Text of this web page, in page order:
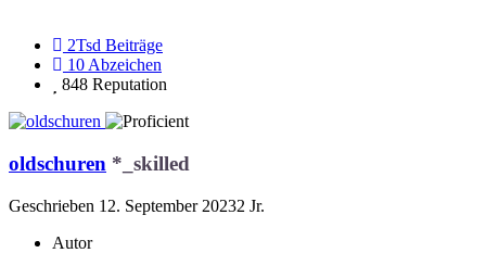
2Tsd Beiträge
10Abzeichen
848 Reputation
oldschuren *_skilled
Geschrieben 12. September 20232 Jr.
Autor